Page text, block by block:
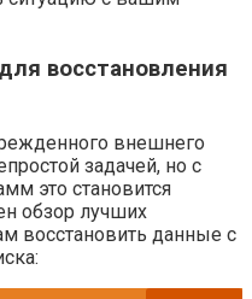
восстановления
внешнего
задачей, но с
это становится
обзор лучших
восстановить данные с